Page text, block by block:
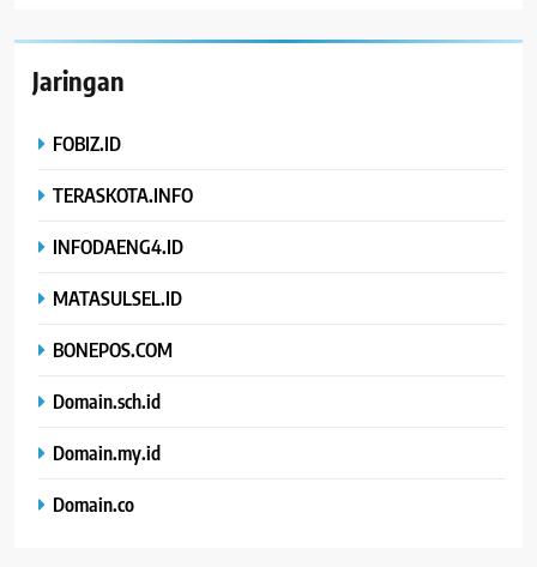
Jaringan
FOBIZ.ID
TERASKOTA.INFO
INFODAENG4.ID
MATASULSEL.ID
BONEPOS.COM
Domain.sch.id
Domain.my.id
Domain.co